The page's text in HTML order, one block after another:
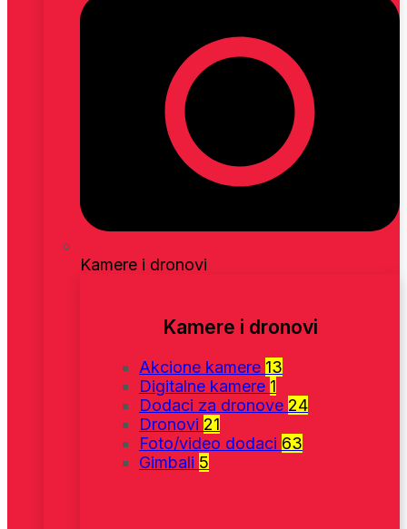
Kamere i dronovi
Kamere i dronovi
Akcione kamere 13
Digitalne kamere 1
Dodaci za dronove 24
Dronovi 21
Foto/video dodaci 63
Gimbali 5